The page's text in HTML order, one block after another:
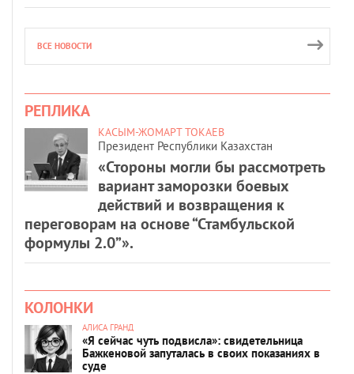
ВСЕ НОВОСТИ
РЕПЛИКА
КАСЫМ-ЖОМАРТ ТОКАЕВ
Президент Республики Казахстан
«Стороны могли бы рассмотреть
вариант заморозки боевых
действий и возвращения к
переговорам на основе “Стамбульской
формулы 2.0”».
КОЛОНКИ
АЛИСА ГРАНД
«Я сейчас чуть подвисла»: свидетельница
Бажкеновой запуталась в своих показаниях в
суде